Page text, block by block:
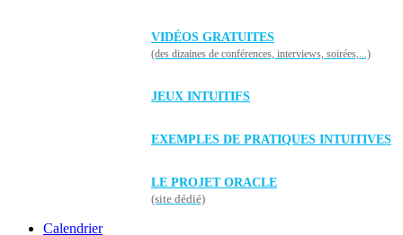
VIDÉOS GRATUITES
(des dizaines de conférences, interviews, soirées,...)
JEUX INTUITIFS
EXEMPLES DE PRATIQUES INTUITIVES
LE PROJET ORACLE
(site dédié)
Calendrier